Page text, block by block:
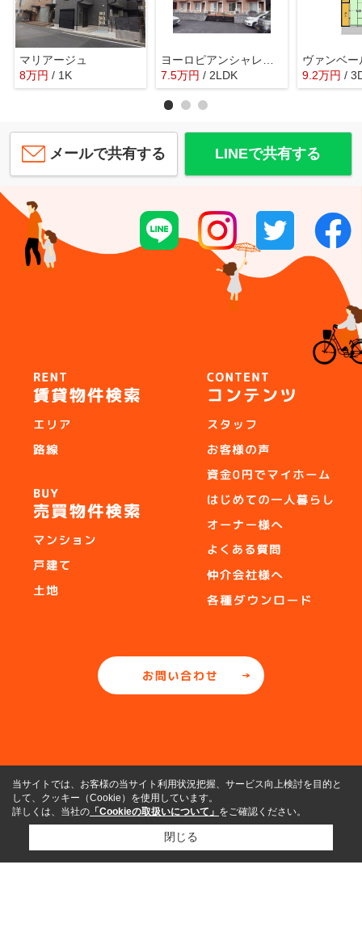
マリアージュ
8万円 / 1K
ヨーロピアンシャレーリバティ
7.5万円 / 2LDK 9.2万円 /
メールで共有する LINEで共有する
当サイトでは、お客様の当サイト利用状況把握、サービス向上検討を目的と
して、クッキー（Cookie）を使用しています。
詳しくは、当社の 「Cookieの取扱いについて」 をご確認ください。
閉じる